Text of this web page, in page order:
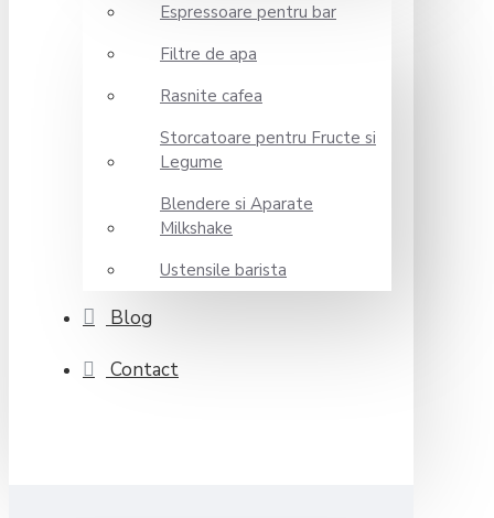
Espressoare pentru bar
Filtre de apa
Rasnite cafea
Storcatoare pentru Fructe si
Legume
Blendere si Aparate
Milkshake
Ustensile barista
Blog
Contact